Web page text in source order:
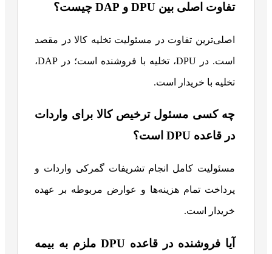
تفاوت اصلی بین DPU و DAP چیست؟
اصلی‌ترین تفاوت در مسئولیت تخلیه کالا در مقصد
است. در DPU، تخلیه با فروشنده است؛ در DAP،
تخلیه با خریدار است.
چه کسی مسئول ترخیص کالا برای واردات
در قاعده DPU است؟
مسئولیت کامل انجام تشریفات گمرکی واردات و
پرداخت تمام هزینه‌ها و عوارض مربوطه بر عهده
خریدار است.
آیا فروشنده در قاعده DPU ملزم به بیمه